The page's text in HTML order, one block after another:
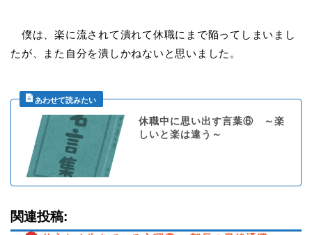
僕は、楽に流されて潰れて休職にまで陥ってしまいまし
たが、また自分を潰しかねないと思いました。
休職中に思い出す言葉⑥ ～楽
しいと楽は違う～
関連投稿: